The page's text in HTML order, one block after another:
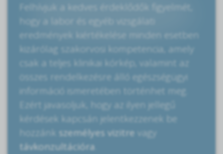
Felhívjuk a kedves érdeklődők figyelmét,
hogy a labor és egyéb vizsgálati
eredmények kiértékelése minden esetben
kizárólag szakorvosi kompetencia, amely
csak a teljes klinikai kórkép, valamint az
összes rendelkezésre álló egészségügyi
információ ismeretében történhet meg.
Ezért javasoljuk, hogy az ilyen jellegű
kérdések kapcsán jelentkezzenek be
hozzánk személyes vizitre vagy
távkonzultációra